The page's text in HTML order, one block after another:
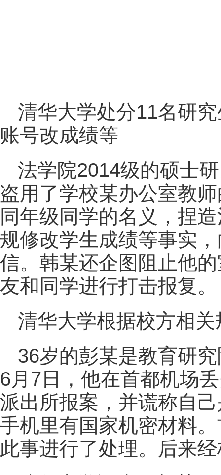
清华大学处分11名研
账号改成绩等
法学院2014级的硕士
盗用了学校某办公室教
同年级同学的名义，捏
规修改学生成绩等事实
信。韩某还企图阻止他
友和同学进行打击报复。
清华大学根据校方相
36岁的彭某是教育研
6月7日，他在首都机场
派出所报案，并谎称自
手机里有国家机密材料
此事进行了处理。后来